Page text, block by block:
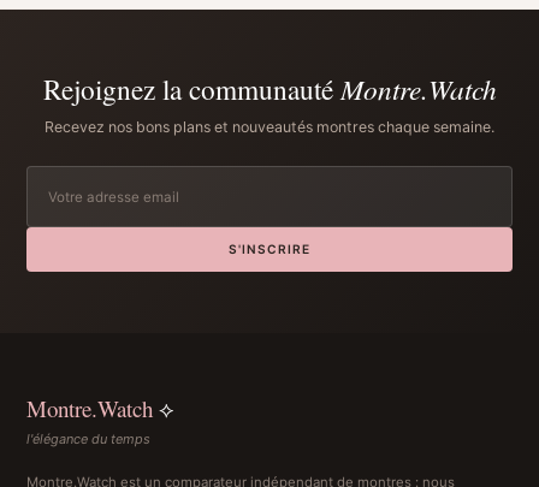
Rejoignez la communautéMontre.Watch
Recevez nos bons plans et nouveautés montres chaque semaine.
S'INSCRIRE
Montre.Watch ⟡
l'élégance du temps
Montre.Watch est un comparateur indépendant de montres : nous